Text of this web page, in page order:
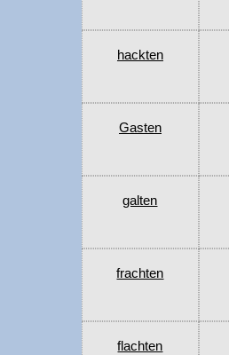
hackten
Gasten
galten
frachten
flachten